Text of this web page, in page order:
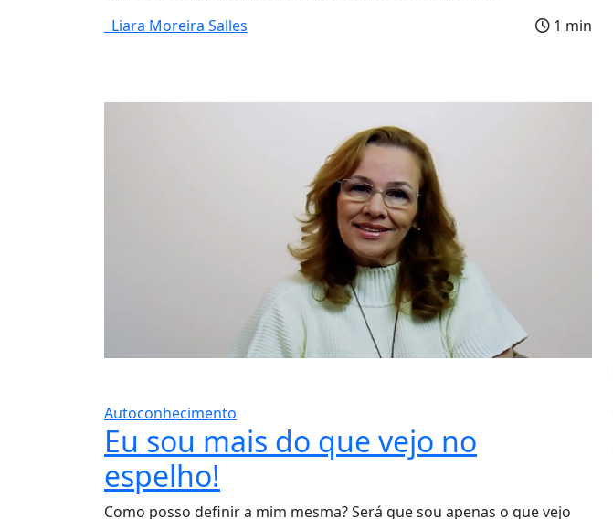
Liara Moreira Salles
1 min
Autoconhecimento
Eu sou mais do que vejo no
espelho!
Como posso definir a mim mesma? Será que sou apenas o que vejo